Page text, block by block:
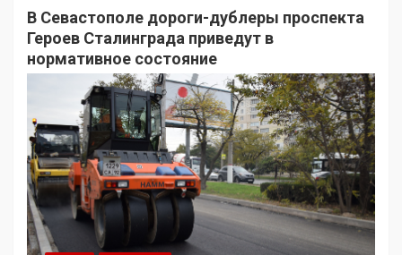
В Севастополе дороги-дублеры проспекта
Героев Сталинграда приведут в
нормативное состояние